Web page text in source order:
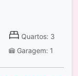
Quartos: 3
Garagem: 1